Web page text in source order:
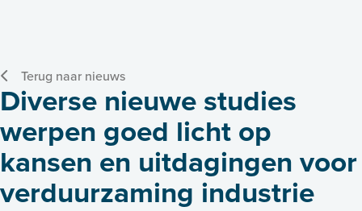
Terug naar nieuws
Diverse nieuwe studies
werpen goed licht op
kansen en uitdagingen voor
verduurzaming industrie